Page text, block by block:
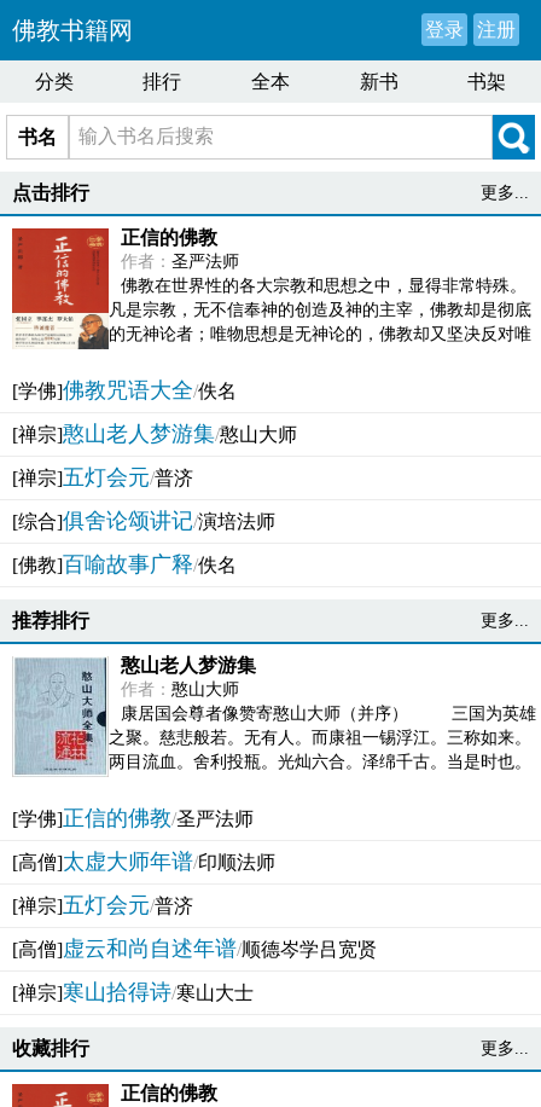
佛教书籍网 登录 注册
分类 排行 全本 新书 书架
书名
点击排行 更多...
正信的佛教
作者： 圣严法师
佛教在世界性的各大宗教和思想之中，显得非常特殊。
凡是宗教，无不信奉神的创造及神的主宰，佛教却是彻底
的无神论者；唯物思想是无神论的，佛教却又坚决反对唯
[学佛]佛教咒语大全/佚名
[禅宗]憨山老人梦游集/憨山大师
[禅宗]五灯会元/普济
[综合]俱舍论颂讲记/演培法师
[佛教]百喻故事广释/佚名
推荐排行 更多...
憨山老人梦游集
作者： 憨山大师
康居国会尊者像赞寄憨山大师（并序） 三国为英雄
之聚。慈悲般若。无有人。而康祖一锡浮江。三称如来。
两目流血。舍利投瓶。光灿六合。泽绵千古。当是时也。
[学佛]正信的佛教/圣严法师
[高僧]太虚大师年谱/印顺法师
[禅宗]五灯会元/普济
[高僧]虚云和尚自述年谱/顺德岑学吕宽贤
[禅宗]寒山拾得诗/寒山大士
收藏排行 更多...
正信的佛教